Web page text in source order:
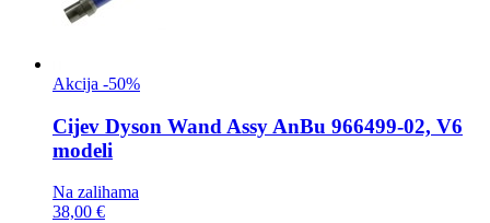
Akcija -50%
Cijev Dyson Wand Assy AnBu 966499-02, V6
modeli
Na zalihama
38,00 €